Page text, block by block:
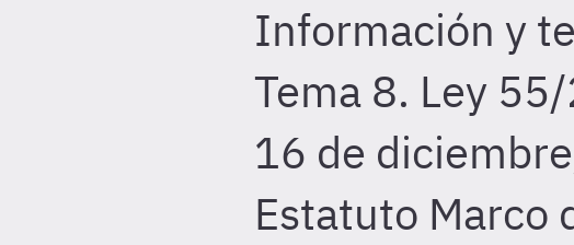
Información y
Tema 8. Ley
16 de
Estatuto Marco